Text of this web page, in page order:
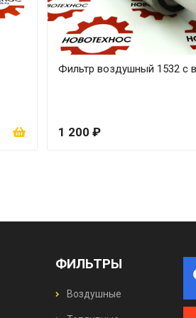
Фильтр воздушный 1532 с
1 200 ₽
ФИЛЬТРЫ
Воздушные